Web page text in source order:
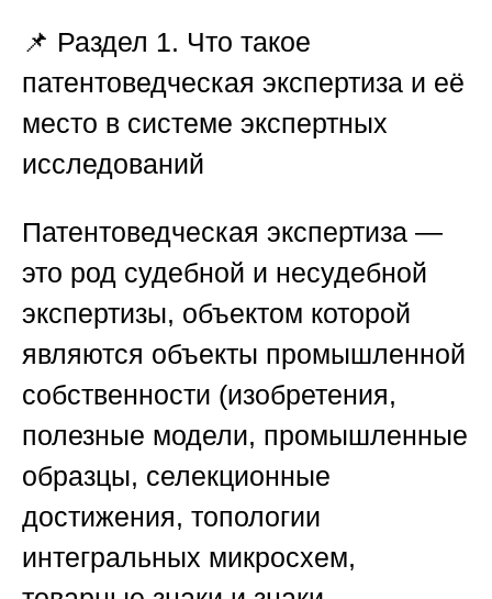
📌 Раздел 1. Что такое
патентоведческая экспертиза и её
место в системе экспертных
исследований
Патентоведческая экспертиза —
это род судебной и несудебной
экспертизы, объектом которой
являются объекты промышленной
собственности (изобретения,
полезные модели, промышленные
образцы, селекционные
достижения, топологии
интегральных микросхем,